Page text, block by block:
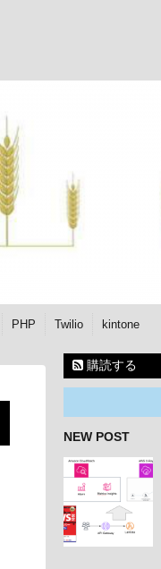
PHP Twilio kintone
購読する
NEW POST